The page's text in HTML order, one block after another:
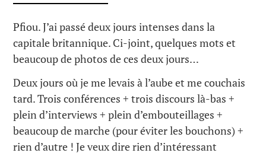
Pfiou. J’ai passé deux jours intenses dans la
capitale britannique. Ci-joint, quelques mots et
beaucoup de photos de ces deux jours…
Deux jours où je me levais à l’aube et me couchais
tard. Trois conférences + trois discours là-bas +
plein d’interviews + plein d’embouteillages +
beaucoup de marche (pour éviter les bouchons) +
rien d’autre ! Je veux dire rien d’intéressant